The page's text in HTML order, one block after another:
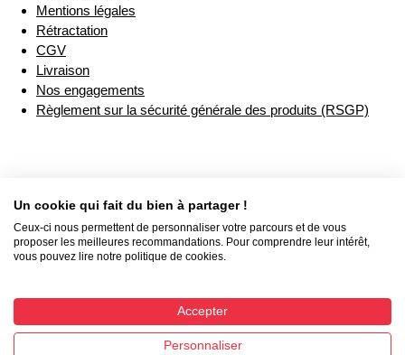
Mentions légales
Rétractation
CGV
Livraison
Nos engagements
Règlement sur la sécurité générale des produits (RSGP)
Un cookie qui fait du bien à partager !
Ceux-ci nous permettent de personnaliser votre parcours et de vous
proposer les meilleures recommandations. Pour comprendre leur intérêt,
vous pouvez lire notre politique de cookies.
Accepter
Personnaliser